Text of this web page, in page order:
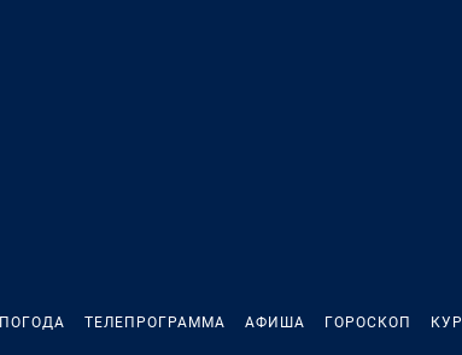
ПОГОДА ТЕЛЕПРОГРАММА АФИША ГОРОСКОП